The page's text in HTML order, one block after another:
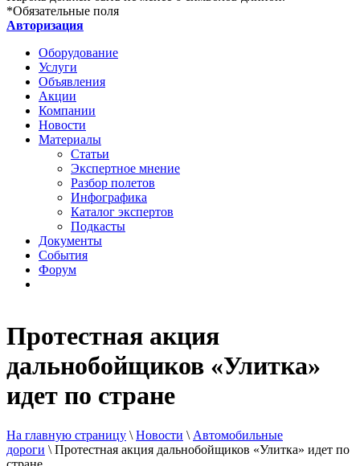
Протестная акция
дальнобойщиков «Улитка»
идет по стране
На главную страницу \ Новости \ Автомобильные
дороги \ Протестная акция дальнобойщиков «Улитка» идет по
*Обязательные поля
Авторизация
Оборудование
Услуги
Объявления
Акции
Компании
Новости
Материалы
Статьи
Экспертное мнение
Разбор полетов
Инфографика
Каталог экспертов
Подкасты
Документы
События
Форум